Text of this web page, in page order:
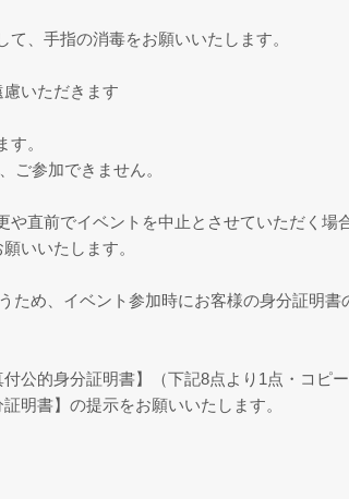
、手指の消毒をお願いいたします。
いただきます
。
参加できません。
直前でイベントを中止とさせていただく場
いいたします。
め、イベント参加時にお客様の身分証明書
公的身分証明書】（下記8点より1点・コピ
明書】の提示をお願いいたします。